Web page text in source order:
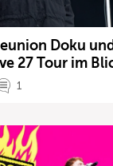
Doku
27 Tour im
1